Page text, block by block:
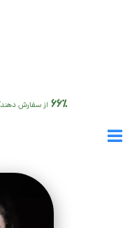
66٪ از سفارش